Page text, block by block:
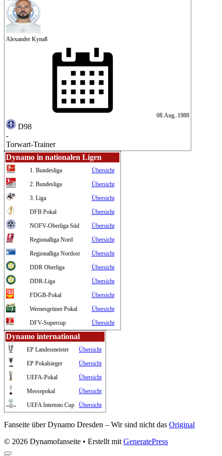
Alexander Kynaß
08.Aug..1988
D98
-
Torwart-Trainer
Dynamo in nationalen Ligen
1. Bundesliga
Übersicht
2. Bundesliga
Übersicht
3. Liga
Übersicht
DFB Pokal
Übersicht
NOFV-Oberliga Süd
Übersicht
Regionalliga Nord
Übersicht
Regionalliga Nordost
Übersicht
DDR Oberliga
Übersicht
DDR-Liga
Übersicht
FDGB-Pokal
Übersicht
Wernesgrüner Pokal
Übersicht
DFV-Supercup
Übersicht
Dynamo international
EP Landesmeister
Übersicht
EP Pokalsieger
Übersicht
UEFA-Pokal
Übersicht
Messepokal
Übersicht
UEFA Intertoto Cup
Übersicht
Fanseite über Dynamo Dresden – Wir sind nicht das Original
© 2026 Dynamofanseite • Erstellt mit GeneratePress